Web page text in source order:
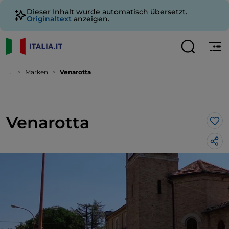
Dieser Inhalt wurde automatisch übersetzt.
Originaltext anzeigen.
... Marken Venarotta
Venarotta